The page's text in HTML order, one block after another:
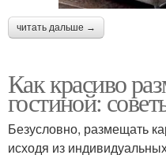
читать дальше →
Как красиво
гостиной:
Безусловно, размещать
исходя из